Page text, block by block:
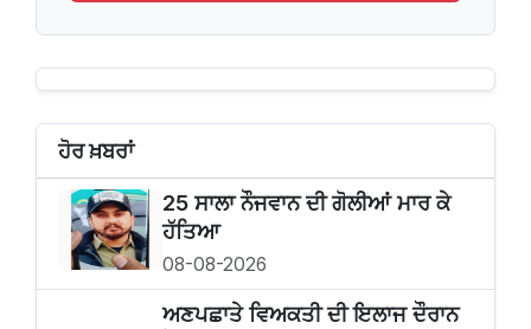
ਹੋਰ ਖ਼ਬਰਾਂ
25 ਸਾਲਾ ਨੌਜਵਾਨ ਦੀ ਗੋਲੀਆਂ ਮਾਰ ਕੇ
ਹੱਤਿਆ
08-08-2026
ਅਣਪਛਾਤੇ ਵਿਅਕਤੀ ਦੀ ਇਲਾਜ ਦੌਰਾਨ